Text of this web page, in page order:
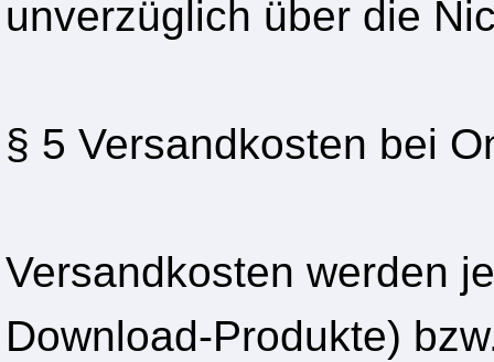
unverzüglich über die
§ 5 Versandkosten bei
Versandkosten werden
Download-Produkte)